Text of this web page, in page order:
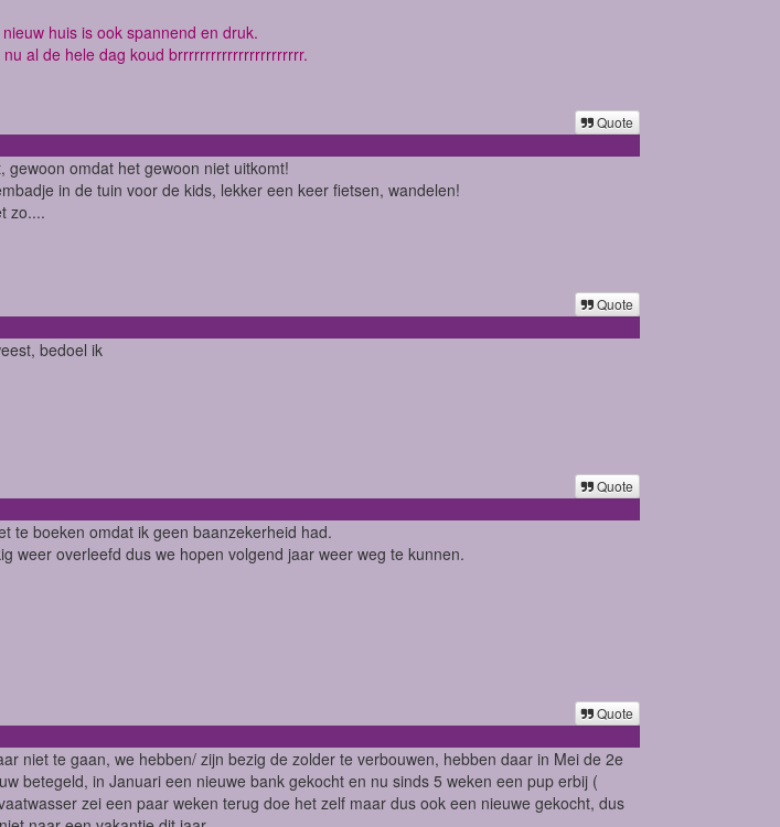
huis is ook spannend en druk.
al de hele dag koud brrrrrrrrrrrrrrrrrrrrrrr.
Quote
gewoon omdat het gewoon niet uitkomt!
in de tuin voor de kids, lekker een keer fietsen, wandelen!
zo....
Quote
bedoel ik
Quote
te boeken omdat ik geen baanzekerheid had.
weer overleefd dus we hopen volgend jaar weer weg te kunnen.
Quote
niet te gaan, we hebben/ zijn bezig de zolder te verbouwen, hebben daar in Mei de 2e
betegeld, in Januari een nieuwe bank gekocht en nu sinds 5 weken een pup erbij (
zei een paar weken terug doe het zelf maar dus ook een nieuwe gekocht, dus